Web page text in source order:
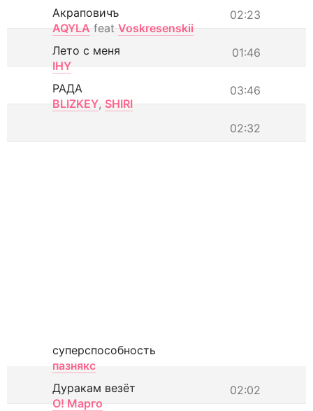
02:23
Акраповичъ
AQYLA feat Voskresenskii
01:46
Лето с меня
IHY
03:46
РАДА
BLIZKEY, SHIRI
02:32
суперспособность
пазнякс
02:02
Дуракам везёт
О! Марго